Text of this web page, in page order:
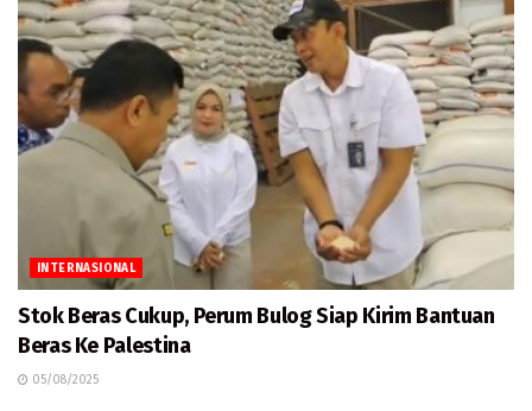
INTERNASIONAL
Stok Beras Cukup, Perum Bulog Siap Kirim Bantuan
Beras Ke Palestina
05/08/2025